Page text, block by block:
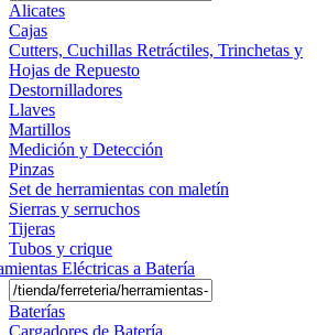
Alicates
Cajas
Cutters, Cuchillas Retráctiles, Trinchetas y
Hojas de Repuesto
Destornilladores
Llaves
Martillos
Medición y Detección
Pinzas
Set de herramientas con maletín
Sierras y serruchos
Tijeras
Tubos y crique
Eléctricas a Batería
Baterías